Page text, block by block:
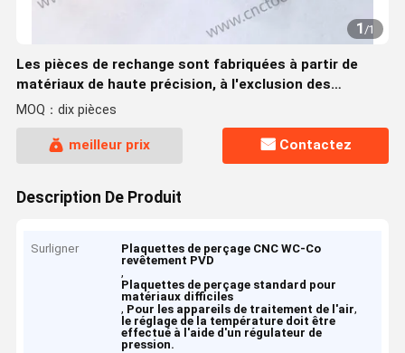
1/1
Les pièces de rechange sont fabriquées à partir de
matériaux de haute précision, à l'exclusion des
superalliages.
MOQ：dix pièces
meilleur prix Contactez
Description De Produit
Surligner
Plaquettes de perçage CNC WC-Co
revêtement PVD
,
Plaquettes de perçage standard pour
matériaux difficiles
, Pour les appareils de traitement de l'air,
le réglage de la température doit être
effectué à l'aide d'un régulateur de
pression.